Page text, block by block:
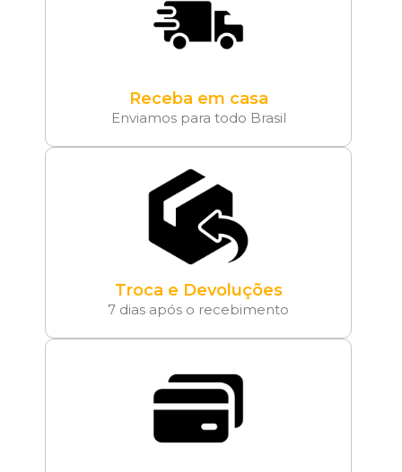
Receba em casa
Enviamos para todo Brasil
Troca e Devoluções
7 dias após o recebimento